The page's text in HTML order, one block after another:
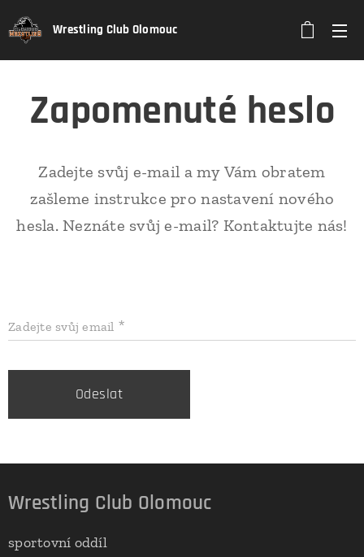
Wrestling Club Olomouc
Zapomenuté heslo
Zadejte svůj e-mail a my Vám obratem
zašleme instrukce pro nastavení nového
hesla. Neznáte svůj e-mail? Kontaktujte nás!
Zadejte svůj email
Odeslat
Wrestling Club Olomouc
sportovní oddíl